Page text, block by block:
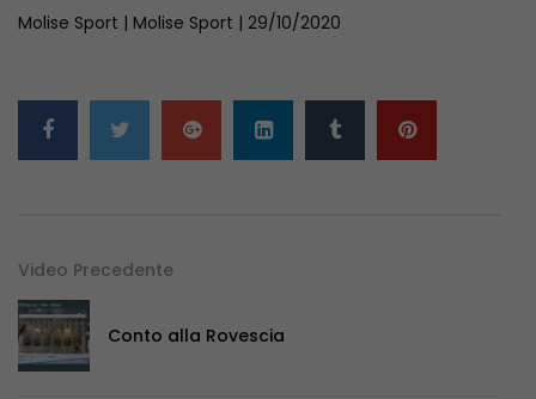
Molise Sport | Molise Sport | 29/10/2020
Video Precedente
Conto alla Rovescia